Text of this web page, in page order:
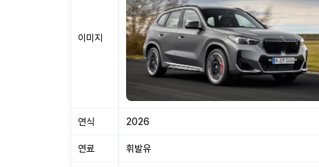
이미지
연식 2026
연료 휘발유